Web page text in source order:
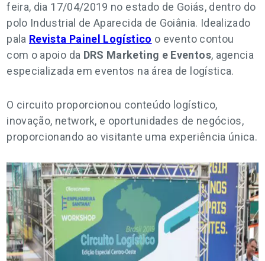
feira, dia 17/04/2019 no estado de Goiás, dentro do
polo Industrial de Aparecida de Goiânia. Idealizado
pala Revista Painel Logístico o evento contou
com o apoio da DRS Marketing e Eventos, agencia
especializada em eventos na área de logística.
O circuito proporcionou conteúdo logístico,
inovação, network, e oportunidades de negócios,
proporcionando ao visitante uma experiência única.